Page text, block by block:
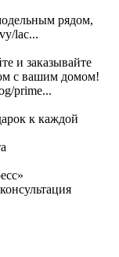
рядом,
lac...
и заказывайте
с вашим домом!
prime...
к каждой